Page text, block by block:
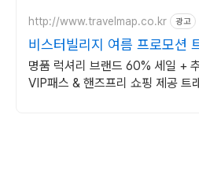
http://www.travelmap.co.kr 광고
비스터빌리지 여름 프로모션
명품 럭셔리 브랜드 60% 세일 +
VIP패스 & 핸즈프리 쇼핑 제공 트